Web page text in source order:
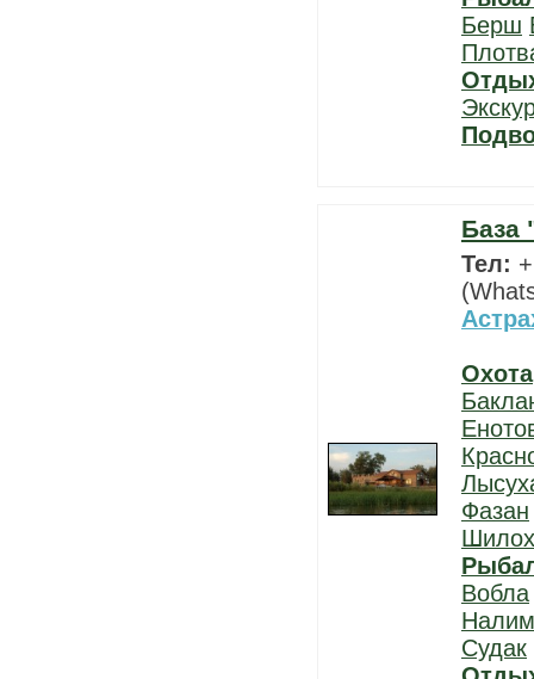
Берш
База
Тел:
Охота
Фазан
Вобла
Налим
Судак